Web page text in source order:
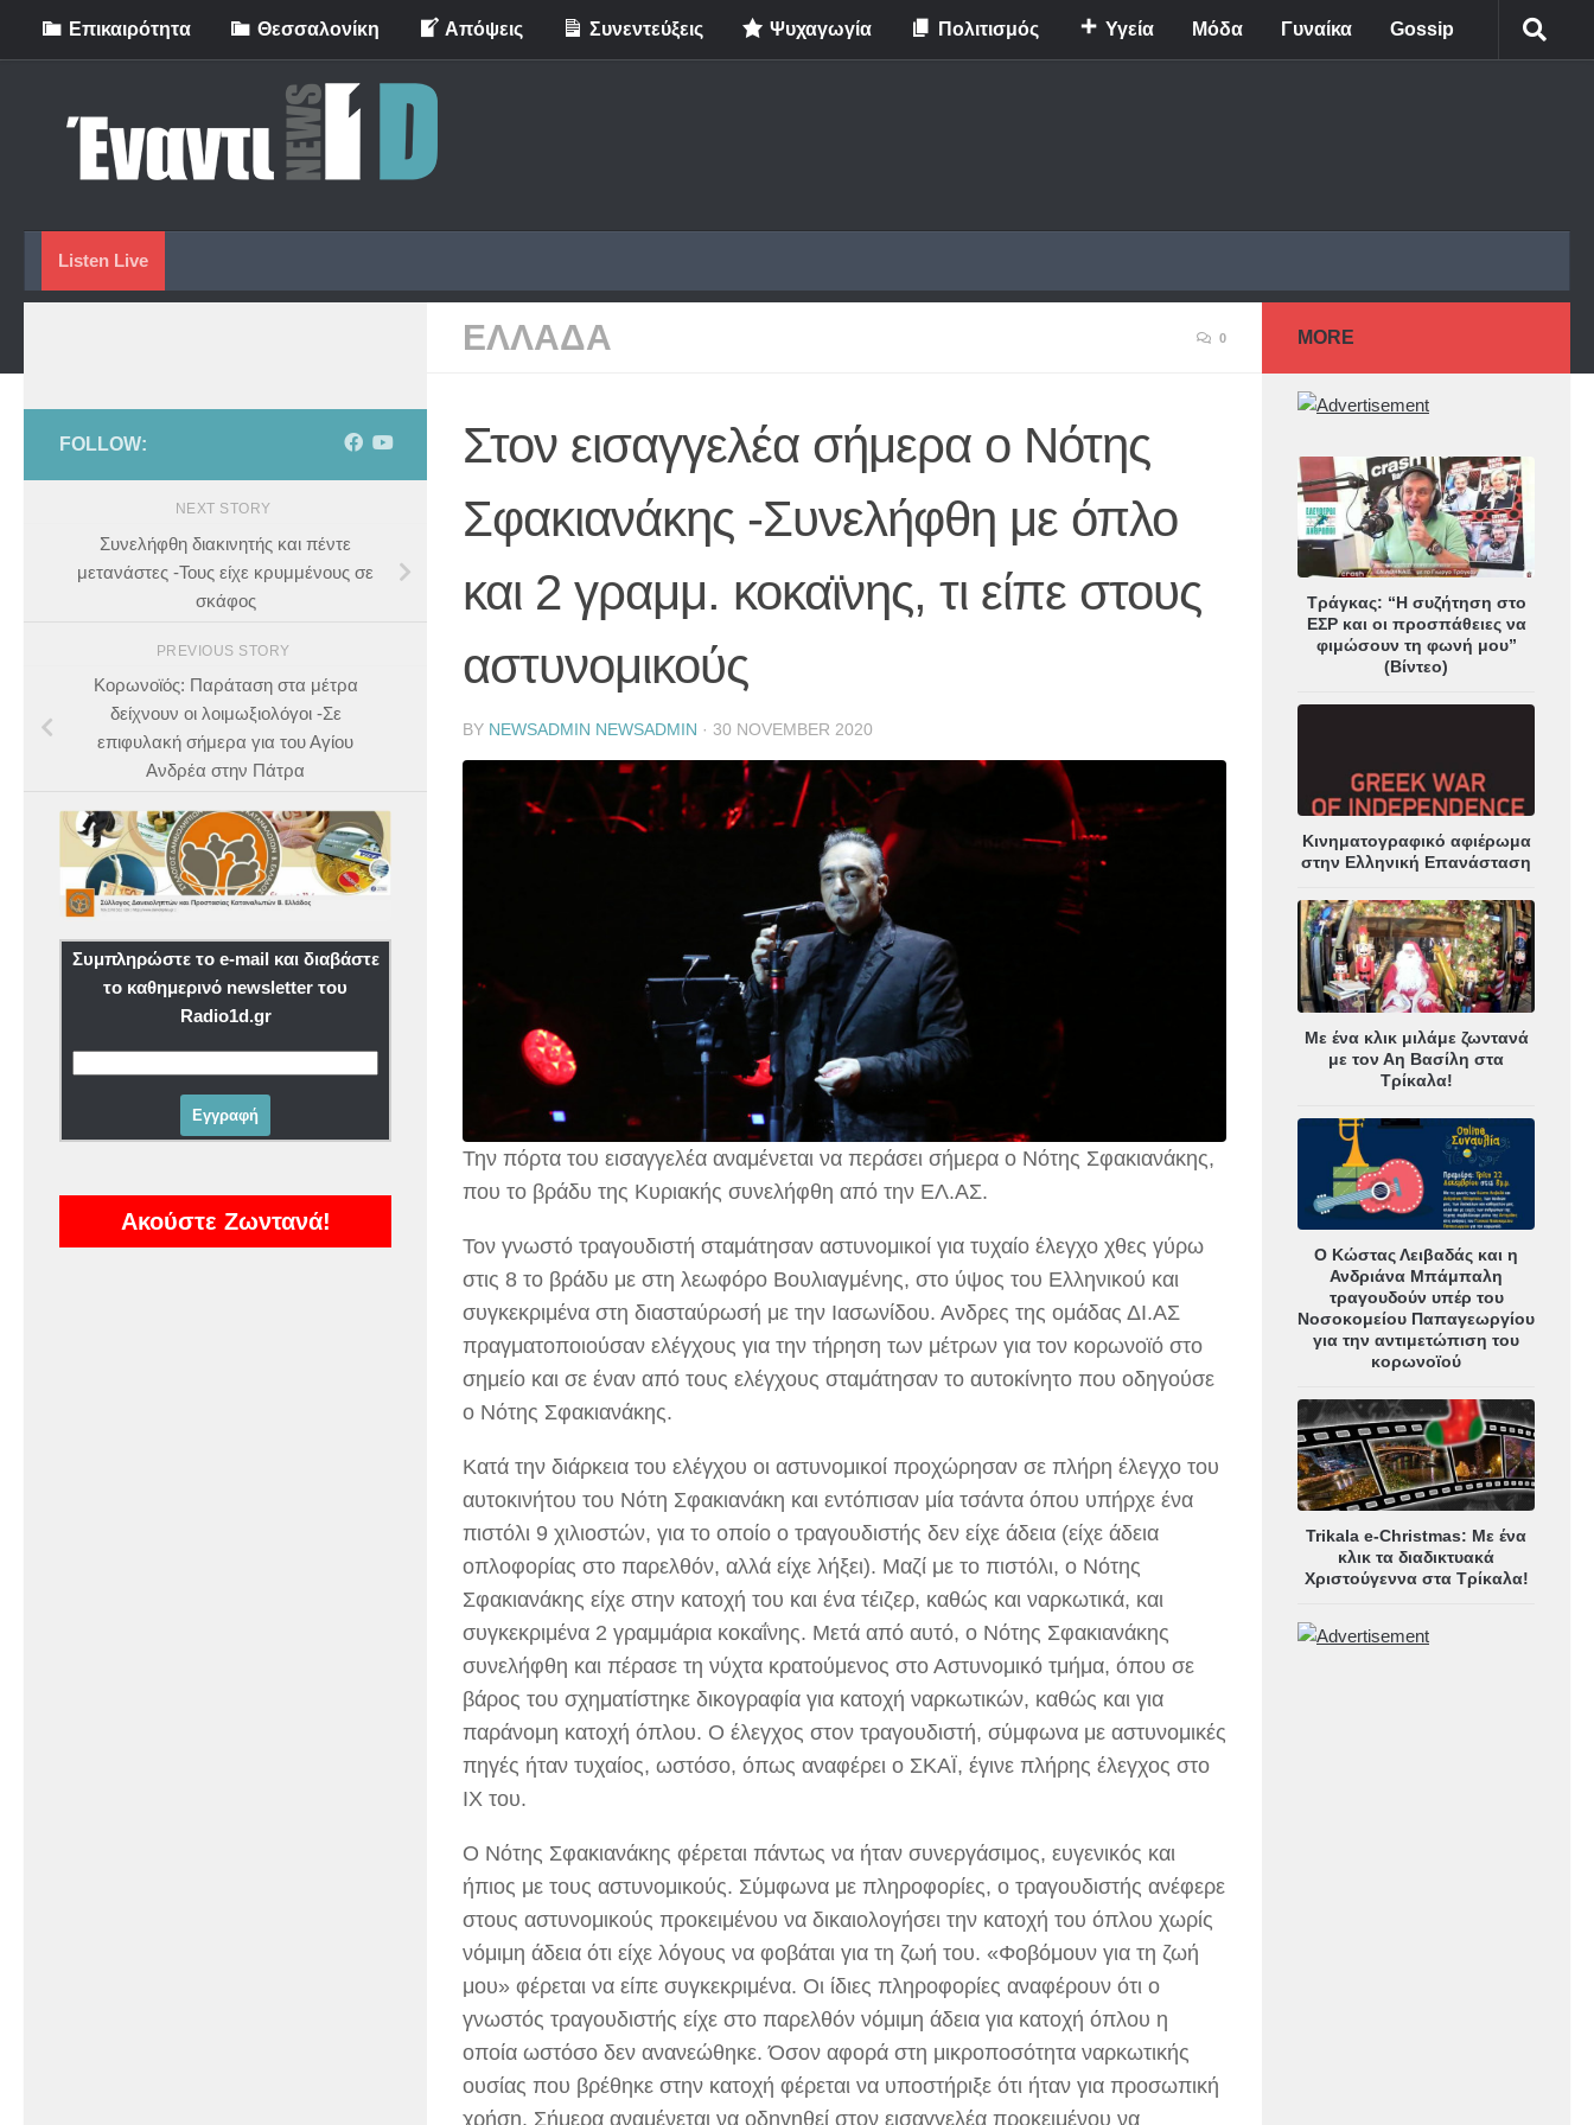
Skip to content
Eπικαιρότητα Θεσσαλονίκη Απόψεις Συνεντεύξεις Ψυχαγωγία Πολιτισμός Υγεία Μόδα Γυναίκα Gossip
Listen Live
ΕΛΛΑΔΑ 0
Στον εισαγγελέα σήμερα ο Νότης
Σφακιανάκης -Συνελήφθη με όπλο
και 2 γραμμ. κοκαϊνης, τι είπε στους
αστυνομικούς
BY NEWSADMIN NEWSADMIN · 30 NOVEMBER 2020
Την πόρτα του εισαγγελέα αναμένεται να περάσει σήμερα ο Νότης Σφακιανάκης,
που το βράδυ της Κυριακής συνελήφθη από την ΕΛ.ΑΣ.
Τον γνωστό τραγουδιστή σταμάτησαν αστυνομικοί για τυχαίο έλεγχο χθες γύρω
στις 8 το βράδυ με στη λεωφόρο Βουλιαγμένης, στο ύψος του Ελληνικού και
συγκεκριμένα στη διασταύρωσή με την Ιασωνίδου. Ανδρες της ομάδας ΔΙ.ΑΣ
πραγματοποιούσαν ελέγχους για την τήρηση των μέτρων για τον κορωνοϊό στο
σημείο και σε έναν από τους ελέγχους σταμάτησαν το αυτοκίνητο που οδηγούσε
ο Νότης Σφακιανάκης.
Κατά την διάρκεια του ελέγχου οι αστυνομικοί προχώρησαν σε πλήρη έλεγχο του
αυτοκινήτου του Νότη Σφακιανάκη και εντόπισαν μία τσάντα όπου υπήρχε ένα
πιστόλι 9 χιλιοστών, για το οποίο ο τραγουδιστής δεν είχε άδεια (είχε άδεια
οπλοφορίας στο παρελθόν, αλλά είχε λήξει). Μαζί με το πιστόλι, ο Νότης
Σφακιανάκης είχε στην κατοχή του και ένα τέιζερ, καθώς και ναρκωτικά, και
συγκεκριμένα 2 γραμμάρια κοκαΐνης. Μετά από αυτό, ο Νότης Σφακιανάκης
συνελήφθη και πέρασε τη νύχτα κρατούμενος στο Αστυνομικό τμήμα, όπου σε
βάρος του σχηματίστηκε δικογραφία για κατοχή ναρκωτικών, καθώς και για
παράνομη κατοχή όπλου. Ο έλεγχος στον τραγουδιστή, σύμφωνα με αστυνομικές
πηγές ήταν τυχαίος, ωστόσο, όπως αναφέρει ο ΣΚΑΪ, έγινε πλήρης έλεγχος στο
ΙΧ του.
Ο Νότης Σφακιανάκης φέρεται πάντως να ήταν συνεργάσιμος, ευγενικός και
ήπιος με τους αστυνομικούς. Σύμφωνα με πληροφορίες, ο τραγουδιστής ανέφερε
στους αστυνομικούς προκειμένου να δικαιολογήσει την κατοχή του όπλου χωρίς
νόμιμη άδεια ότι είχε λόγους να φοβάται για τη ζωή του. «Φοβόμουν για τη ζωή
μου» φέρεται να είπε συγκεκριμένα. Οι ίδιες πληροφορίες αναφέρουν ότι ο
γνωστός τραγουδιστής είχε στο παρελθόν νόμιμη άδεια για κατοχή όπλου η
οποία ωστόσο δεν ανανεώθηκε. Όσον αφορά στη μικροποσότητα ναρκωτικής
ουσίας που βρέθηκε στην κατοχή φέρεται να υποστήριξε ότι ήταν για προσωπική
χρήση. Σήμερα αναμένεται να οδηγηθεί στον εισαγγελέα προκειμένου να
FOLLOW:
NEXT STORY
Συνελήφθη διακινητής και πέντε
μετανάστες -Τους είχε κρυμμένους σε
σκάφος
PREVIOUS STORY
Κορωνοϊός: Παράταση στα μέτρα
δείχνουν οι λοιμωξιολόγοι -Σε
επιφυλακή σήμερα για του Αγίου
Ανδρέα στην Πάτρα
Συμπληρώστε το e-mail και διαβάστε
το καθημερινό newsletter του
Radio1d.gr
Ακούστε Ζωντανά!
MORE
Τράγκας: “Η συζήτηση στο
ΕΣΡ και οι προσπάθειες να
φιμώσουν τη φωνή μου”
(Βίντεο)
Κινηματογραφικό αφιέρωμα
στην Ελληνική Επανάσταση
Με ένα κλικ μιλάμε ζωντανά
με τον Αη Βασίλη στα
Τρίκαλα!
Ο Κώστας Λειβαδάς και η
Ανδριάνα Μπάμπαλη
τραγουδούν υπέρ του
Νοσοκομείου Παπαγεωργίου
για την αντιμετώπιση του
κορωνοϊού
Trikala e-Christmas: Με ένα
κλικ τα διαδικτυακά
Χριστούγεννα στα Τρίκαλα!